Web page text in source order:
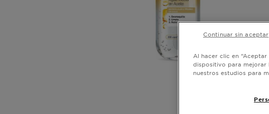
Al hacer clic en
dispositivo para mejorar
nuestros estudios para
Continuar sin aceptar